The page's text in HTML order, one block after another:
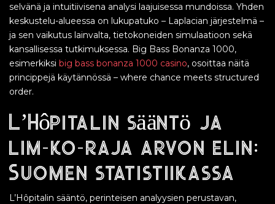
selvänä ja intuitiivisena analysi laajuisessa mundoissa. Yhden
keskustelu-alueessa on lukupatuko – Laplacian järjestelmä –
ja sen vaikutus lainvalta, tietokoneiden simulaatioon sekä
kansallisessa tutkimuksessa. Big Bass Bonanza 1000,
esimerkiksi big bass bonanza 1000 casino, osoittaa näitä
princippejä käytännössä – where chance meets structured
order.
L’Hôpitalin sääntö ja
lim-ko-raja arvon elin:
Suomen statistiikassa
L’Hôpitalin sääntö, perinteisen analyysien perustavan,